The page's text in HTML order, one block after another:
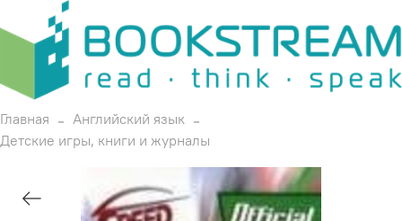
Главная
Английский язык
Детские игры, книги и журналы